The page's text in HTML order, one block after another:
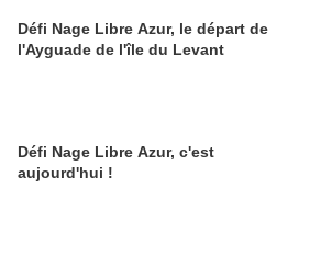
Défi Nage Libre Azur, le départ de
l'Ayguade de l'île du Levant
Défi Nage Libre Azur, c'est
aujourd'hui !